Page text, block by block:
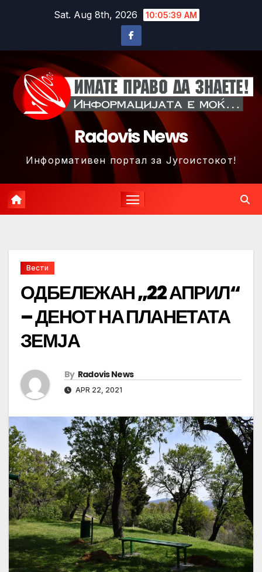
Sat. Aug 8th, 2026 10:05:42 AM
Radovis News
Информативен портал за Југоистокот!
Вести
ОДБЕЛЕЖАН „22 АПРИЛ“
– ДЕНОТ НА ПЛАНЕТАТА
ЗЕМЈА
By Radovis News
APR 22, 2021